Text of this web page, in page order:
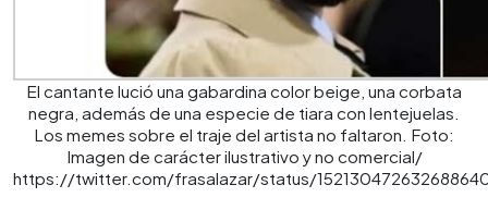
El cantante lució una gabardina color beige, una corbata
negra, además de una especie de tiara con lentejuelas.
Los memes sobre el traje del artista no faltaron. Foto:
Imagen de carácter ilustrativo y no comercial/
https://twitter.com/frasalazar/status/